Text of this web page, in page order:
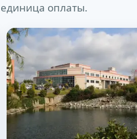
оплаты.